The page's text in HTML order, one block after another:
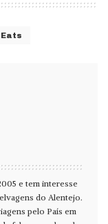
e tem interesse
do Alentejo.
pelo País em